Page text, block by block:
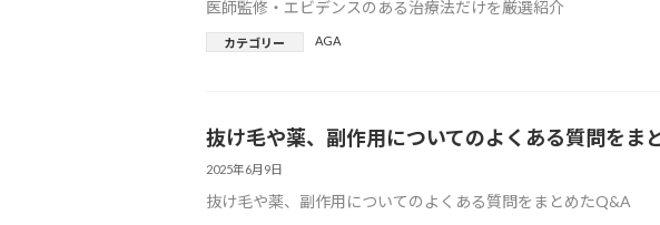
医師監修・エビデンスのある治療法だけを厳選紹介
カテゴリー AGA
抜け毛や薬、副作用についてのよくある質問をま
2025年6月9日
抜け毛や薬、副作用についてのよくある質問をまとめたQ&A